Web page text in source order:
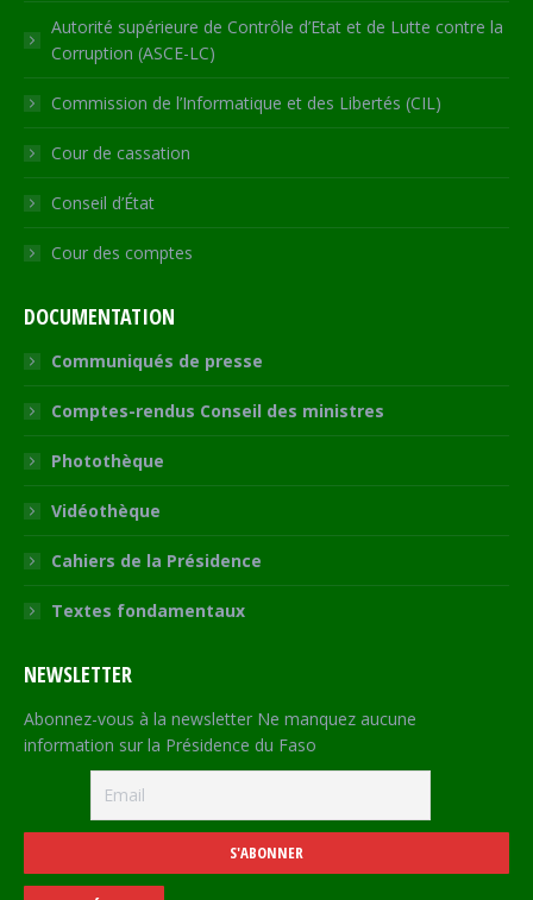
Autorité supérieure de Contrôle d’Etat et de Lutte contre la
Corruption (ASCE-LC)
Commission de l’Informatique et des Libertés (CIL)
Cour de cassation
Conseil d’État
Cour des comptes
DOCUMENTATION
Communiqués de presse
Comptes-rendus Conseil des ministres
Photothèque
Vidéothèque
Cahiers de la Présidence
Textes fondamentaux
NEWSLETTER
Abonnez-vous à la newsletter Ne manquez aucune
information sur la Présidence du Faso